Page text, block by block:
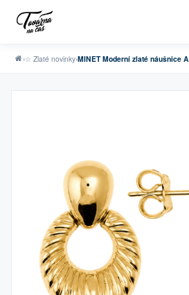
›☆ Zlaté novinky›MINET Moderní zlaté náušnice